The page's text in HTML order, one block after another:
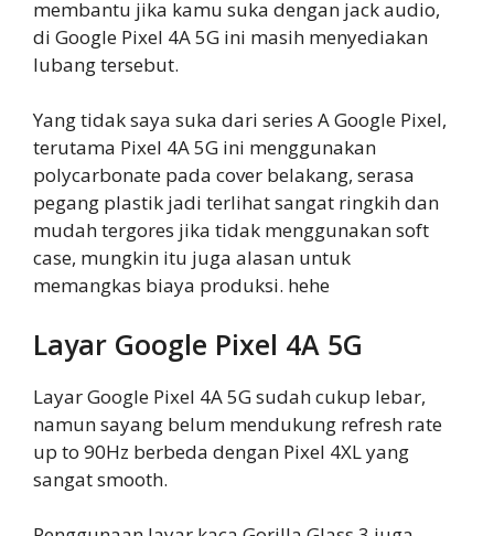
membantu jika kamu suka dengan jack audio,
di Google Pixel 4A 5G ini masih menyediakan
lubang tersebut.
Yang tidak saya suka dari series A Google Pixel,
terutama Pixel 4A 5G ini menggunakan
polycarbonate pada cover belakang, serasa
pegang plastik jadi terlihat sangat ringkih dan
mudah tergores jika tidak menggunakan soft
case, mungkin itu juga alasan untuk
memangkas biaya produksi. hehe
Layar Google Pixel 4A 5G
Layar Google Pixel 4A 5G sudah cukup lebar,
namun sayang belum mendukung refresh rate
up to 90Hz berbeda dengan Pixel 4XL yang
sangat smooth.